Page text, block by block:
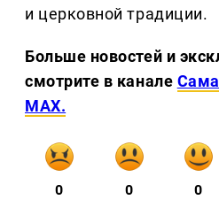
и церковной традиции.
Больше новостей и
смотрите в канале
MAX.
0 0 0